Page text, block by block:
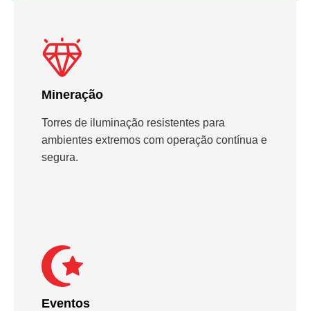
Mineração
Torres de iluminação resistentes para
ambientes extremos com operação contínua e
segura.
Eventos